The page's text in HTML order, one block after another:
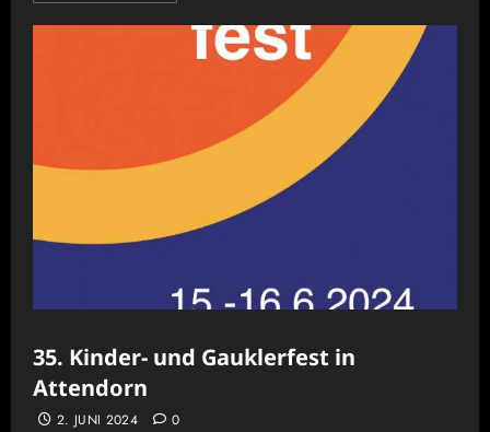
35. Kinder- und Gauklerfest in
Attendorn
2. JUNI 2024 0